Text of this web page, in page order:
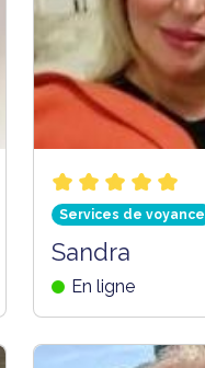
Services de voyance
Sandra
En ligne